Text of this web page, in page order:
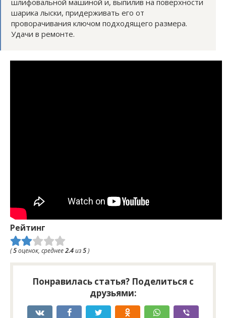
шлифовальной машиной и, выпилив на поверхности
шарика лыски, придерживать его от
проворачивания ключом подходящего размера.
Удачи в ремонте.
Рейтинг
(5оценок, среднее2.4из5)
Понравилась статья? Поделиться с
друзьями: